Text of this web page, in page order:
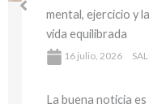
bienestar
cuidar tu salud y
16 julio, 2026
La buena noticia